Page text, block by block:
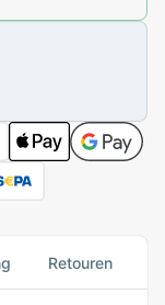
Retouren